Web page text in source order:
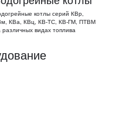
котлы серий КВр,
КВа, КВц, КВ-ТС, КВ-ГМ, ПТВМ
различных видах топлива